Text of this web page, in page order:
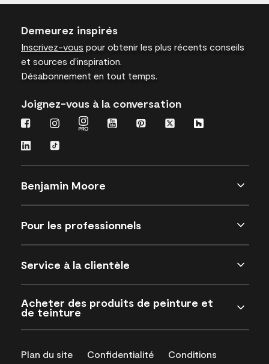
Demeurez inspirés
Inscrivez-vous pour obtenir les plus récents conseils
et sources d’inspiration.
Désabonnement en tout temps.
Joignez-vous à la conversation
Benjamin Moore
Pour les professionnels
Service à la clientèle
Acheter des produits de peinture et
de teinture
Plan du site Confidentialité
Conditions